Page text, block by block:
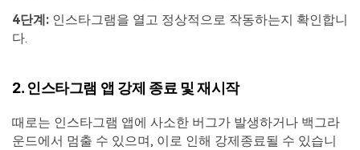
4단계: 인스타그램을 열고 정상적으로 작동하는지 확인합니
다.
2. 인스타그램 앱 강제 종료 및 재시작
때로는 인스타그램 앱에 사소한 버그가 발생하거나 백그라
운드에서 멈출 수 있으며, 이로 인해 강제종료될 수 있습니